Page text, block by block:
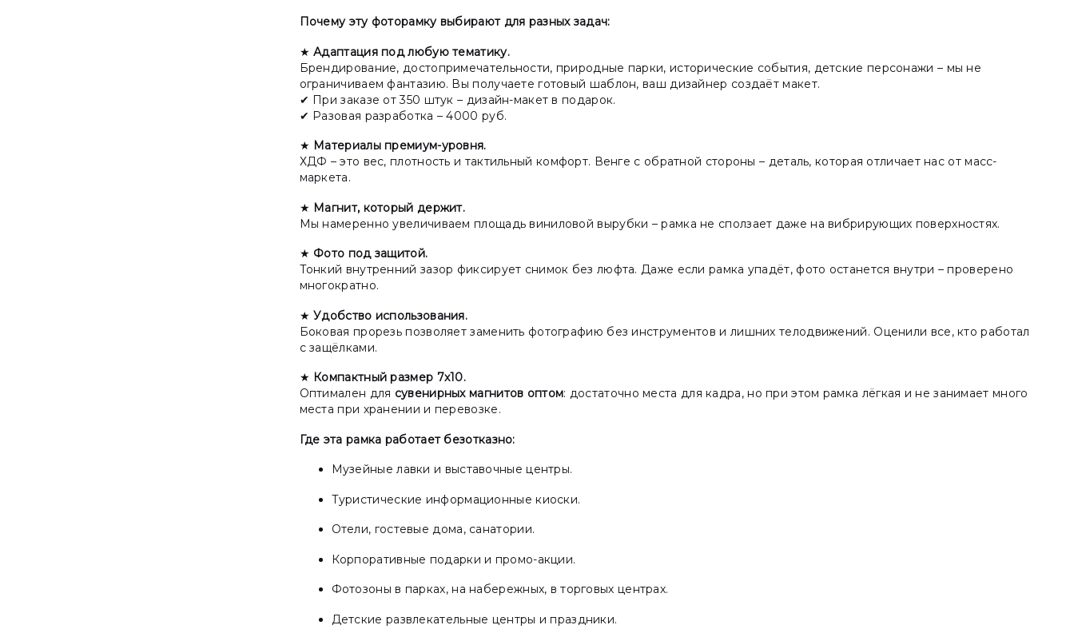
Почему эту фоторамку выбирают для разных задач:
★Адаптация под любую тематику.
Брендирование, достопримечательности, природные парки, исторические события, детские персонажи – мы не
ограничиваем фантазию. Вы получаете готовый шаблон, ваш дизайнер создаёт макет.
✔ При заказе от 350 штук – дизайн-макет в подарок.
✔ Разовая разработка – 4000 руб.
★ Материалы премиум-уровня.
ХДФ – это вес, плотность и тактильный комфорт. Венге с обратной стороны – деталь, которая отличает нас от масс-
маркета.
★ Магнит, который держит.
Мы намеренно увеличиваем площадь виниловой вырубки – рамка не сползает даже на вибрирующих поверхностях.
★ Фото под защитой.
Тонкий внутренний зазор фиксирует снимок без люфта. Даже если рамка упадёт, фото останется внутри – проверено
многократно.
★Удобство использования.
Боковая прорезь позволяет заменить фотографию без инструментов и лишних телодвижений. Оценили все, кто работал
с защёлками.
★ Компактный размер 7х10.
Оптимален для сувенирных магнитов оптом: достаточно места для кадра, но при этом рамка лёгкая и не занимает много
места при хранении и перевозке.
Где эта рамка работает безотказно:
Музейные лавки и выставочные центры.
Туристические информационные киоски.
Отели, гостевые дома, санатории.
Корпоративные подарки и промо-акции.
Фотозоны в парках, на набережных, в торговых центрах.
Детские развлекательные центры и праздники.